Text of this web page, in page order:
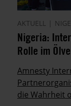
AKTUELL
Nigeria:
Rolle im
Amnesty
die Wahrheit